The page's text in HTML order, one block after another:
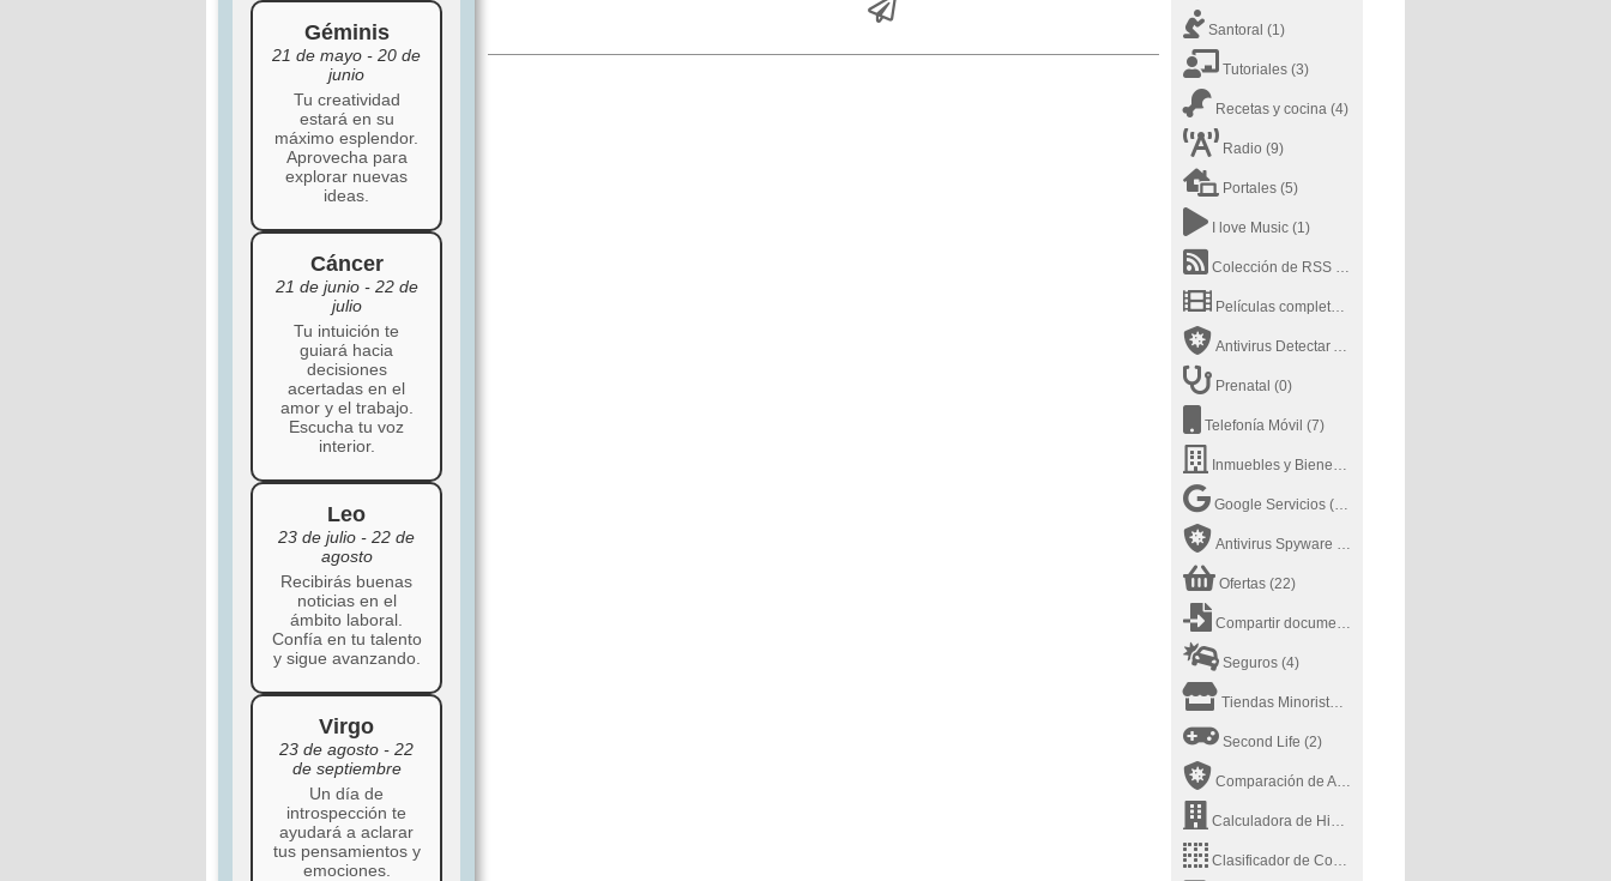
Santoral (1)
Tutoriales (3)
Recetas y cocina (4)
Radio (9)
Portales (5)
I love Music (1)
Colección de RSS
Películas completas en Youtube
Antivirus Detectar Archivo
Prenatal (0)
Telefonía Móvil (7)
Inmuebles y Bienes Raíces
Google Servicios (25)
Antivirus Spyware
Ofertas (22)
Compartir documentos online
Seguros (4)
Tiendas Minoristas
Second Life (2)
Comparación de Antivirus
Calculadora de Hipotecas MSN
Clasificador de Contenido
Géminis
21 de mayo - 20 de
junio
Tu creatividad
estará en su
máximo esplendor.
Aprovecha para
explorar nuevas
ideas.
Cáncer
21 de junio - 22 de
julio
Tu intuición te
guiará hacia
decisiones
acertadas en el
amor y el trabajo.
Escucha tu voz
interior.
Leo
23 de julio - 22 de
agosto
Recibirás buenas
noticias en el
ámbito laboral.
Confía en tu talento
y sigue avanzando.
Virgo
23 de agosto - 22
de septiembre
Un día de
introspección te
ayudará a aclarar
tus pensamientos y
emociones.